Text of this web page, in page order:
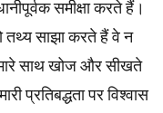
समीक्षा करते हैं।
तथ्य साझा करते हैं वे न
साथ खोज और सीखते
प्रतिबद्धता पर विश्वास